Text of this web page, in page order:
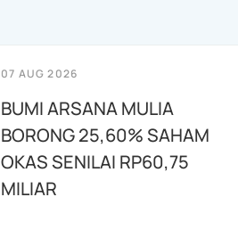
07 AUG 2026
BUMI ARSANA MULIA
BORONG 25,60% SAHAM
OKAS SENILAI RP60,75
MILIAR